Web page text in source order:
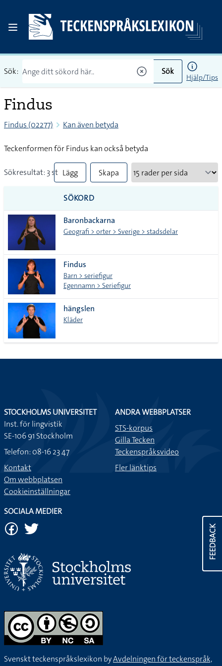
Sök: Sök
Hjälp/Tips
Findus
Findus (02277) Kan även betyda
Teckenformen för Findus kan också betyda
Sökresultat: 3 st Lägg
till
alla i
lista
Skapa
SÖKORD
Baronbackarna
Geografi > orter > Sverige > stadsdelar
Findus
Barn > seriefigur
Egennamn > Seriefigur
hängslen
Kläder
FEEDBACK
STOCKHOLMS UNIVERSITET
Inst. för lingvistik
SE-106 91 Stockholm
Telefon: 08-16 23 47
Kontakt
Om webbplatsen
Cookieinställningar
ANDRA WEBBPLATSER
STS-korpus
Gilla Tecken
Teckenspråksvideo
Fler länktips
SOCIALA MEDIER
Svenskt teckenspråkslexikon byAvdelningen för teckenspråk,